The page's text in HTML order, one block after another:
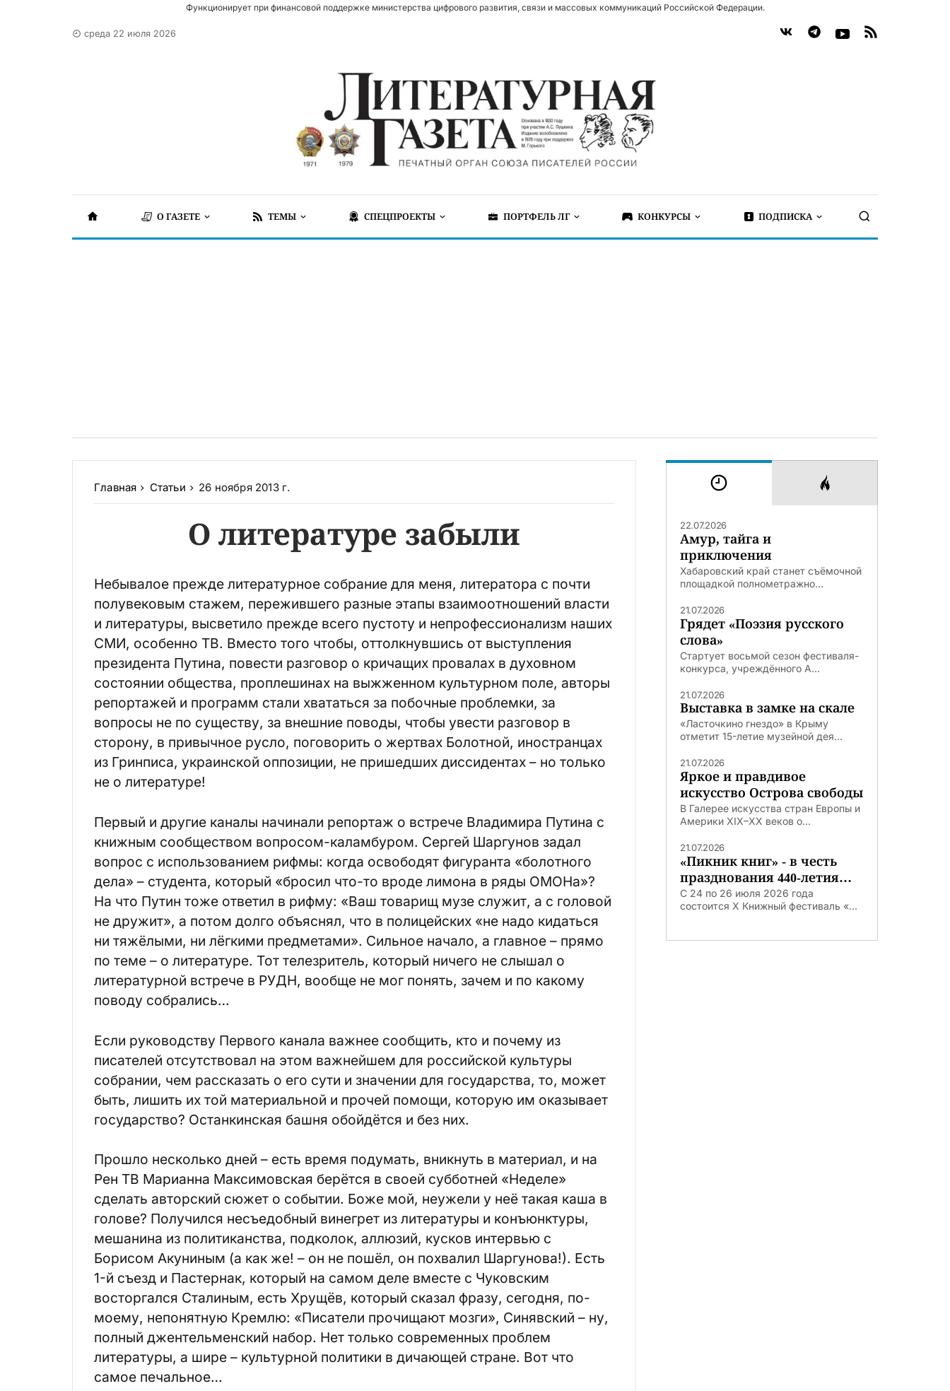
Функционирует при финансовой поддержке министерства цифрового развития, связи и массовых коммуникаций Российской Федерации.
среда 22 июля 2026
О ГАЗЕТЕ ТЕМЫ СПЕЦПРОЕКТЫ ПОРТФЕЛЬ ЛГ КОНКУРСЫ ПОДПИСКА
Главная Статьи 26 ноября 2013 г.
О литературе забыли
Небывалое прежде литературное собрание для меня, литератора с почти
полувековым стажем, пережившего разные этапы взаимоотношений власти
и литературы, высветило прежде всего пустоту и непрофессионализм наших
СМИ, особенно ТВ. Вместо того чтобы, оттолкнувшись от выступления
президента Путина, повести разговор о кричащих провалах в духовном
состоянии общества, проплешинах на выжженном культурном поле, авторы
репортажей и программ стали хвататься за побочные проблемки, за
вопросы не по существу, за внешние поводы, чтобы увести разговор в
сторону, в привычное русло, поговорить о жертвах Болотной, иностранцах
из Гринписа, украинской оппозиции, не пришедших диссидентах – но только
не о литературе!
Первый и другие каналы начинали репортаж о встрече Владимира Путина с
книжным сообществом вопросом-каламбуром. Сергей Шаргунов задал
вопрос с использованием рифмы: когда освободят фигуранта «болотного
дела» – студента, который «бросил что-то вроде лимона в ряды ОМОНа»?
На что Путин тоже ответил в рифму: «Ваш товарищ музе служит, а с головой
не дружит», а потом долго объяснял, что в полицейских «не надо кидаться
ни тяжёлыми, ни лёгкими предметами». Сильное начало, а главное – прямо
по теме – о литературе. Тот телезритель, который ничего не слышал о
литературной встрече в РУДН, вообще не мог понять, зачем и по какому
поводу собрались…
Если руководству Первого канала важнее сообщить, кто и почему из
писателей отсутствовал на этом важнейшем для российской культуры
собрании, чем рассказать о его сути и значении для государства, то, может
быть, лишить их той материальной и прочей помощи, которую им оказывает
государство? Останкинская башня обойдётся и без них.
Прошло несколько дней – есть время подумать, вникнуть в материал, и на
Рен ТВ Марианна Максимовская берётся в своей субботней «Неделе»
сделать авторский сюжет о событии. Боже мой, неужели у неё такая каша в
голове? Получился несъедобный винегрет из литературы и конъюнктуры,
мешанина из политиканства, подколок, аллюзий, кусков интервью с
Борисом Акуниным (а как же! – он не пошёл, он похвалил Шаргунова!). Есть
1-й съезд и Пастернак, который на самом деле вместе с Чуковским
восторгался Сталиным, есть Хрущёв, который сказал фразу, сегодня, по-
моему, непонятную Кремлю: «Писатели прочищают мозги», Синявский – ну,
полный джентельменский набор. Нет только современных проблем
литературы, а шире – культурной политики в дичающей стране. Вот что
самое печальное…
22.07.2026
Амур, тайга и
приключения
Хабаровский край станет съёмочной
площадкой полнометражно...
21.07.2026
Грядет «Поэзия русского
слова»
Стартует восьмой сезон фестиваля-
конкурса, учреждённого А...
21.07.2026
Выставка в замке на скале
«Ласточкино гнездо» в Крыму
отметит 15-летие музейной дея...
21.07.2026
Яркое и правдивое
искусство Острова свободы
В Галерее искусства стран Европы и
Америки XIX–XX веков о...
21.07.2026
«Пикник книг» - в честь
празднования 440-летия
Тюмени
С 24 по 26 июля 2026 года
состоится X Книжный фестиваль «...